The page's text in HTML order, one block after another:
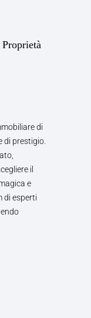
di
di prestigio.
il
e
di esperti